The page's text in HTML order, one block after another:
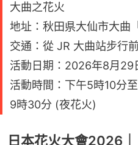
大曲之花火
地址：秋田県大仙市大曲
交通：從 JR 大曲站步行
活動日期：2026年8月29
活動時間：下午5時10分
9時30分 (夜花火)
日本花火大會2026